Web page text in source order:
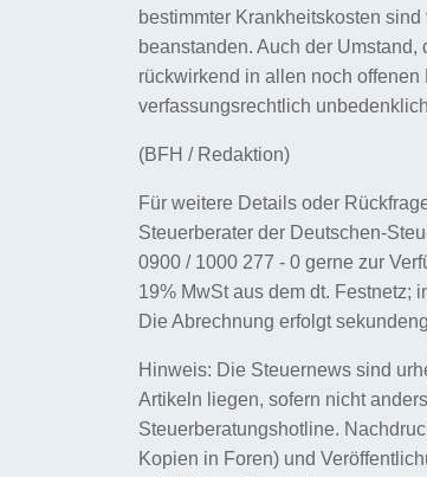
bestimmter Krankheitskosten
beanstanden. Auch der
rückwirkend in allen noch
verfassungsrechtlich
(BFH / Redaktion)
Für weitere Details oder
Steuerberater der Deutschen-
0900 / 1000 277 - 0 gerne zur
19% MwSt aus dem dt. Festnetz;
Die Abrechnung erfolgt
Hinweis: Die Steuernews sind
Artikeln liegen, sofern nicht
Steuerberatungshotline.
Kopien in Foren) und